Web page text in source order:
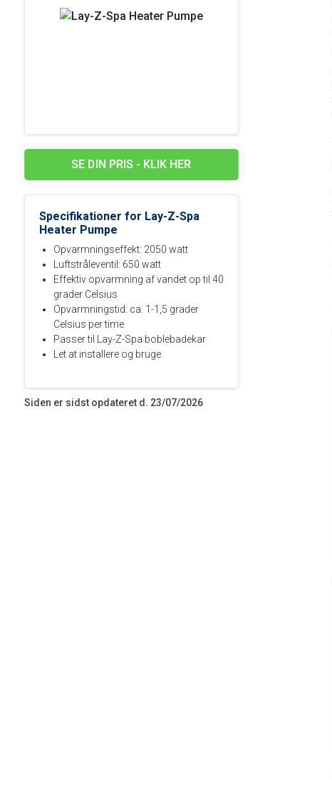
SE DIN PRIS - KLIK HER
Specifikationer for Lay-Z-Spa
Heater Pumpe
Opvarmningseffekt: 2050 watt
Luftstråleventil: 650 watt
Effektiv opvarmning af vandet op til 40
grader Celsius
Opvarmningstid: ca. 1-1,5 grader
Celsius per time
Passer til Lay-Z-Spa boblebadekar
Let at installere og bruge
Siden er sidst opdateret d. 23/07/2026